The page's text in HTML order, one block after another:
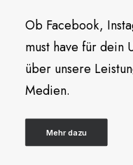
Ob Facebook,
must have für dein
über unsere
Medien.
Mehr dazu